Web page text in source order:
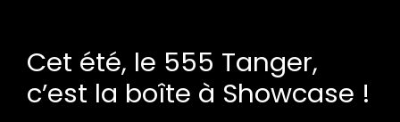
Cet été, le 555 Tanger,
c’est la boîte à Showcase !